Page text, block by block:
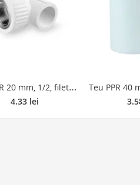
T
eu PPR 20 mm, 1/2, filet interior, alb
4.33 lei